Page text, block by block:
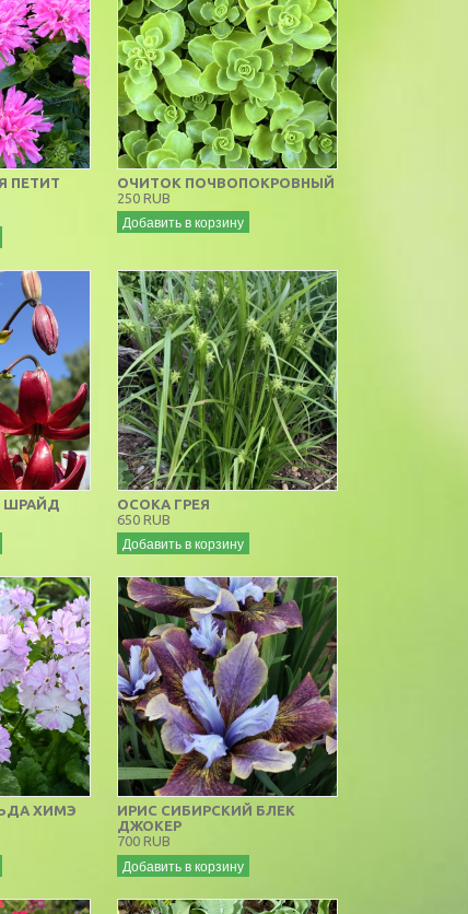
ПЕТИТ
ОЧИТОК ПОЧВОПОКРОВНЫЙ
250 RUB
Добавить в корзину
ШРАЙД
ОСОКА ГРЕЯ
650 RUB
Добавить в корзину
ХИМЭ
ИРИС СИБИРСКИЙ БЛЕК
ДЖОКЕР
700 RUB
Добавить в корзину